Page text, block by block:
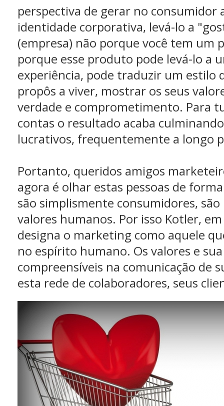
perspectiva de gerar no consumidor
identidade corporativa, levá-lo a
(empresa) não porque você tem um
porque esse produto pode levá-lo a
experiência, pode traduzir um estilo
propôs a viver, mostrar os seus
verdade e comprometimento. Para
contas o resultado acaba
lucrativos, frequentemente a longo
Portanto, queridos amigos
agora é olhar estas pessoas de
são simplismente consumidores, são
valores humanos. Por isso Kotler,
designa o marketing como aquele
no espírito humano. Os valores e
compreensíveis na comunicação de
esta rede de colaboradores, seus